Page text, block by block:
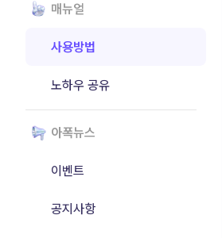
매뉴얼
사용방법
노하우 공유
아폭뉴스
이벤트
공지사항